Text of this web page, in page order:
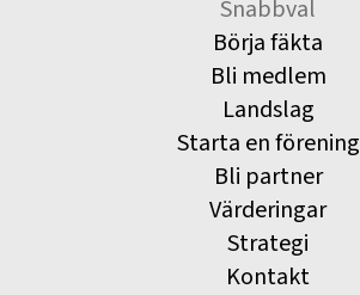
Snabbval
Börja fäkta
Bli medlem
Landslag
Starta en förening
Bli partner
Värderingar
Strategi
Kontakt